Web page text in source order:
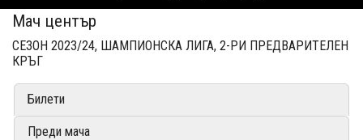
ЗА ФЕНОВЕ
Мач център
СЕЗОН 2023/24, ШАМПИОНСКА ЛИГА, 2-РИ ПРЕДВАРИТЕЛЕН
КРЪГ
Билети
Преди мача